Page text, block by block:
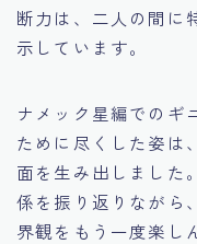
断力は、二人の間に
示しています。
ナメック星編でのギ
ために尽くした姿は
面を生み出しました
係を振り返りながら
界観をもう一度楽し